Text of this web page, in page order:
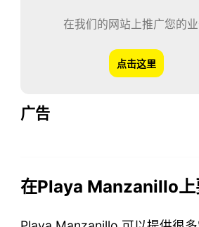
在我们的网站上推广您的
点击这里
广告
在Playa Manzanillo上